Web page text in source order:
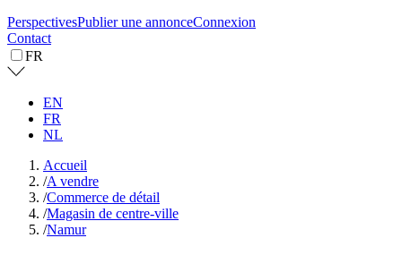
PerspectivesPublier une annonceConnexion
Contact
FR
EN
FR
NL
Accueil
/A vendre
/Commerce de détail
/Magasin de centre-ville
/Namur